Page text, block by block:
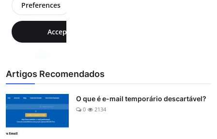
Artigos Recomendados
O que é e-mail temporário descartável?
0 2134